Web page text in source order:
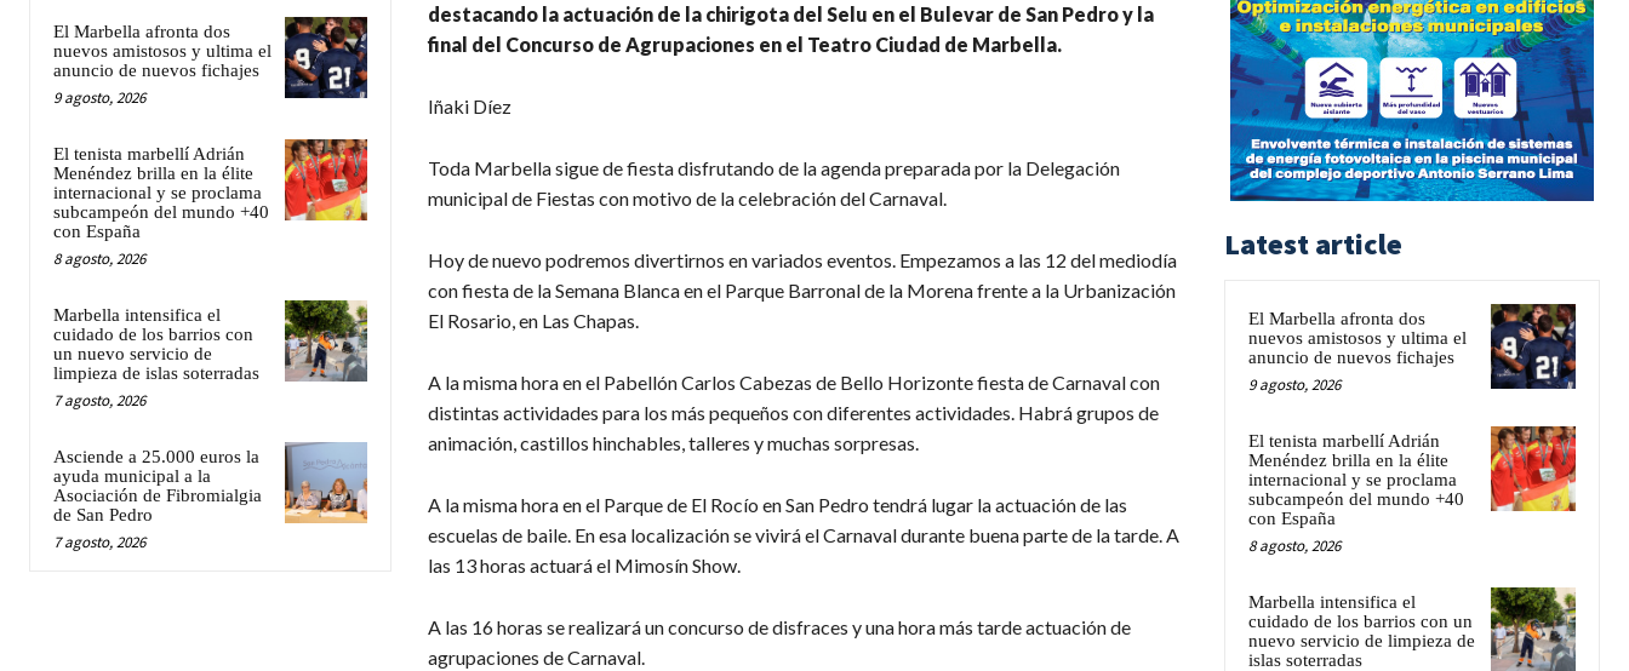
El Marbella afronta dos
nuevos amistosos y ultima el
anuncio de nuevos fichajes
9 agosto, 2026
El tenista marbellí Adrián
Menéndez brilla en la élite
internacional y se proclama
subcampeón del mundo +40
con España
8 agosto, 2026
Marbella intensifica el
cuidado de los barrios con
un nuevo servicio de
limpieza de islas soterradas
7 agosto, 2026
Asciende a 25.000 euros la
ayuda municipal a la
Asociación de Fibromialgia
de San Pedro
7 agosto, 2026
destacando la actuación de la chirigota del Selu en el Bulevar de San Pedro y la
final del Concurso de Agrupaciones en el Teatro Ciudad de Marbella.
Iñaki Díez
Toda Marbella sigue de fiesta disfrutando de la agenda preparada por la Delegación
municipal de Fiestas con motivo de la celebración del Carnaval.
Hoy de nuevo podremos divertirnos en variados eventos. Empezamos a las 12 del mediodía
con fiesta de la Semana Blanca en el Parque Barronal de la Morena frente a la Urbanización
El Rosario, en Las Chapas.
A la misma hora en el Pabellón Carlos Cabezas de Bello Horizonte fiesta de Carnaval con
distintas actividades para los más pequeños con diferentes actividades. Habrá grupos de
animación, castillos hinchables, talleres y muchas sorpresas.
A la misma hora en el Parque de El Rocío en San Pedro tendrá lugar la actuación de las
escuelas de baile. En esa localización se vivirá el Carnaval durante buena parte de la tarde. A
las 13 horas actuará el Mimosín Show.
A las 16 horas se realizará un concurso de disfraces y una hora más tarde actuación de
agrupaciones de Carnaval.
Latest article
El Marbella afronta dos
nuevos amistosos y ultima el
anuncio de nuevos fichajes
9 agosto, 2026
El tenista marbellí Adrián
Menéndez brilla en la élite
internacional y se proclama
subcampeón del mundo +40
con España
8 agosto, 2026
Marbella intensifica el
cuidado de los barrios con un
nuevo servicio de limpieza de
islas soterradas